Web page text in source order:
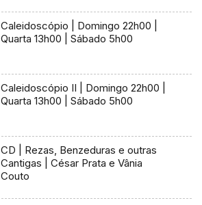
Caleidoscópio | Domingo 22h00 |
Quarta 13h00 | Sábado 5h00
Caleidoscópio II | Domingo 22h00 |
Quarta 13h00 | Sábado 5h00
CD | Rezas, Benzeduras e outras
Cantigas | César Prata e Vânia
Couto